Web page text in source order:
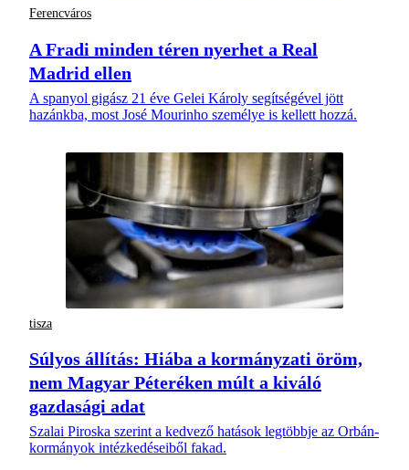
Ferencváros
A Fradi minden téren nyerhet a Real
Madrid ellen
A spanyol gigász 21 éve Gelei Károly segítségével jött
hazánkba, most José Mourinho személye is kellett hozzá.
tisza
Súlyos állítás: Hiába a kormányzati öröm,
nem Magyar Péteréken múlt a kiváló
gazdasági adat
Szalai Piroska szerint a kedvező hatások legtöbbje az Orbán-
kormányok intézkedéseiből fakad.